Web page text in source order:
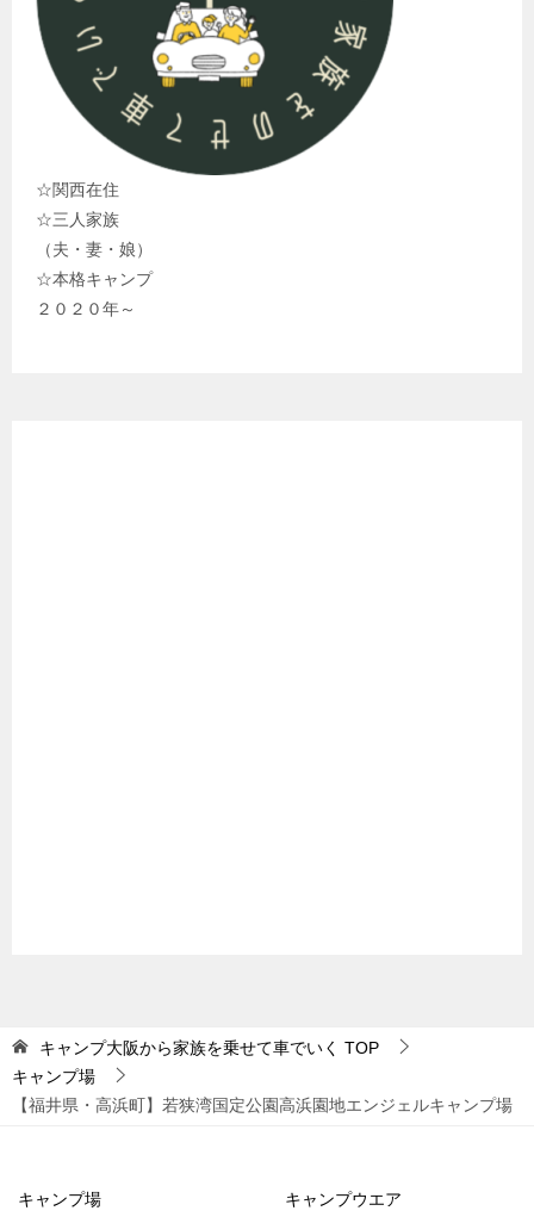
☆関西在住
☆三人家族
（夫・妻・娘）
☆本格キャンプ
２０２０年～
キャンプ大阪から家族を乗せて車でいく TOP
キャンプ場
【福井県・高浜町】若狭湾国定公園高浜園地エンジェルキャンプ場
キャンプ場 キャンプウエア